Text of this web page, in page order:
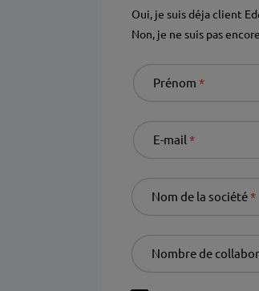
Oui, je suis déja client
Non, je ne suis pas
Prénom Required
E-mail Required
Nom de la société
Nombre de